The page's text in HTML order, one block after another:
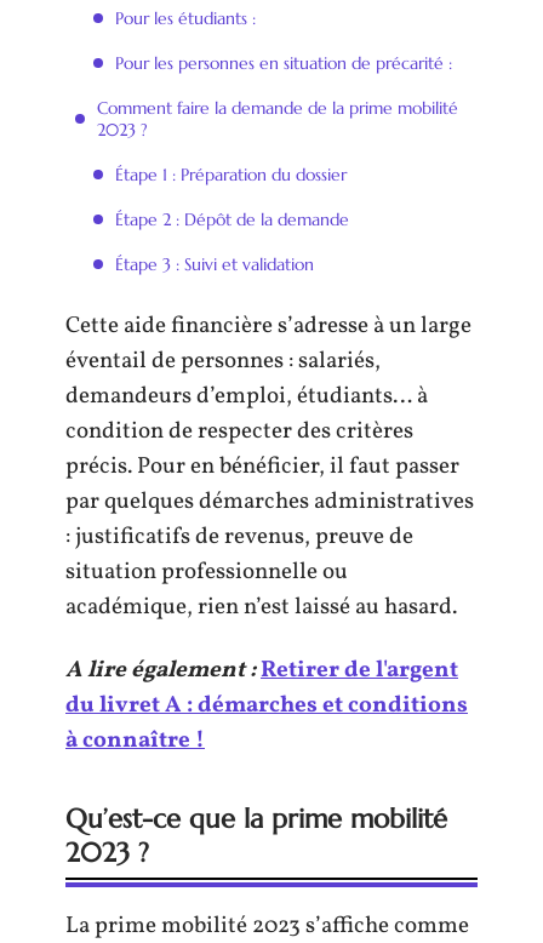
Pour les étudiants :
Pour les personnes en situation de précarité :
Comment faire la demande de la prime mobilité
2023 ?
Étape 1 : Préparation du dossier
Étape 2 : Dépôt de la demande
Étape 3 : Suivi et validation
Cette aide financière s’adresse à un large
éventail de personnes : salariés,
demandeurs d’emploi, étudiants… à
condition de respecter des critères
précis. Pour en bénéficier, il faut passer
par quelques démarches administratives
: justificatifs de revenus, preuve de
situation professionnelle ou
académique, rien n’est laissé au hasard.
A lire également :Retirer de l'argent
du livret A : démarches et conditions
à connaître !
Qu’est-ce que la prime mobilité
2023 ?
La prime mobilité 2023 s’affiche comme